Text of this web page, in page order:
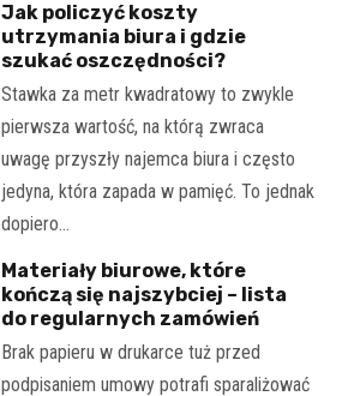
Jak policzyć koszty
utrzymania biura i gdzie
szukać oszczędności?
Stawka za metr kwadratowy to zwykle
pierwsza wartość, na którą zwraca
uwagę przyszły najemca biura i często
jedyna, która zapada w pamięć. To jednak
dopiero…
Materiały biurowe, które
kończą się najszybciej – lista
do regularnych zamówień
Brak papieru w drukarce tuż przed
podpisaniem umowy potrafi sparaliżować